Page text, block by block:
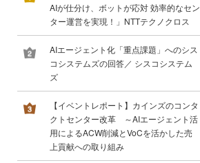
AIが仕分け、ボットが応対 効率的なセン
ター運営を実現！」NTTテクノクロス
AIエージェント化「重点課題」へのシス
コシステムズの回答／ シスコシステム
ズ
【イベントレポート】カインズのコンタ
クトセンター改革 ～AIエージェント活
用によるACW削減とVoCを活かした売
上貢献への取り組み